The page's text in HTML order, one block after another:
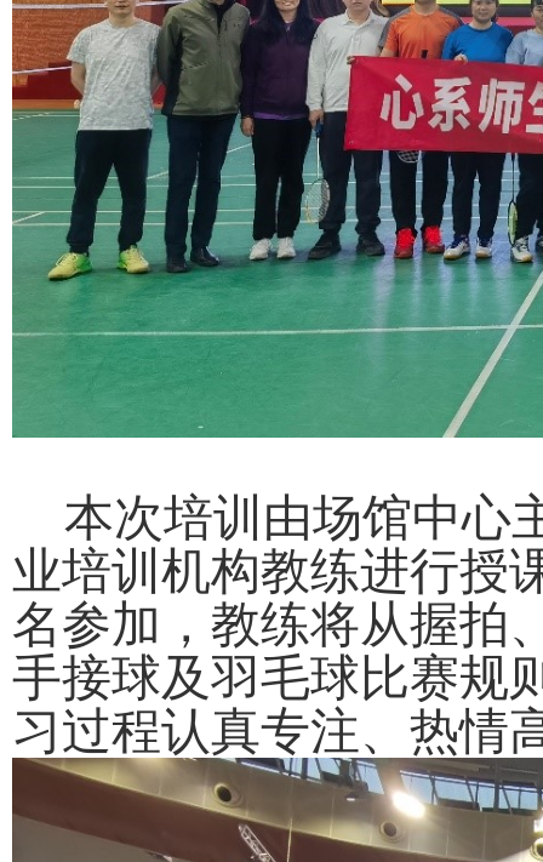
本次培训由场馆中心
业培训机构教练进行授
名参加，教练将从握拍
手接球及羽毛球比赛规
习过程认真专注、热情